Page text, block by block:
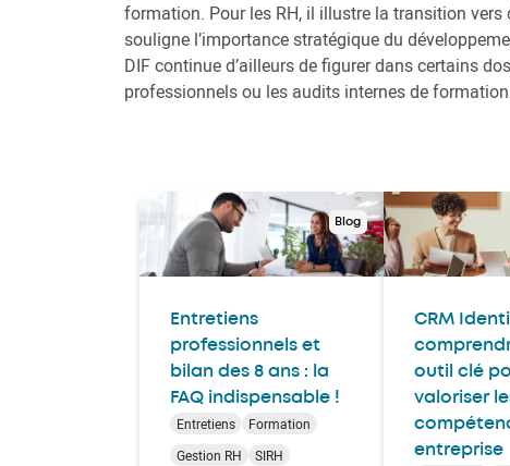
formation. Pour les RH, il illustre la transition vers
souligne l’importance stratégique du
DIF continue d’ailleurs de figurer dans certains
professionnels ou les audits internes de
Blog
Entretiens
professionnels et
bilan des 8 ans : la
FAQ indispensable !
Entretiens
Formation
Gestion RH
SIRH
CRM
outil clé
valoriser
entreprise